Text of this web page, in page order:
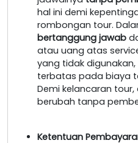
hal ini demi
rombongan tour.
bertanggung jawab
atau uang atas
yang tidak
terbatas pada biaya
Demi kelancaran
berubah tanpa
Ketentuan